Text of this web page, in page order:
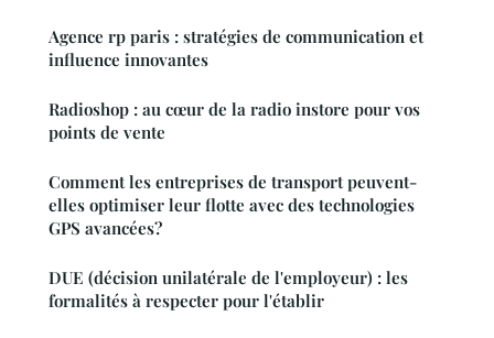
Agence rp paris : stratégies de communication et
influence innovantes
Radioshop : au cœur de la radio instore pour vos
points de vente
Comment les entreprises de transport peuvent-
elles optimiser leur flotte avec des technologies
GPS avancées?
DUE (décision unilatérale de l'employeur) : les
formalités à respecter pour l'établir